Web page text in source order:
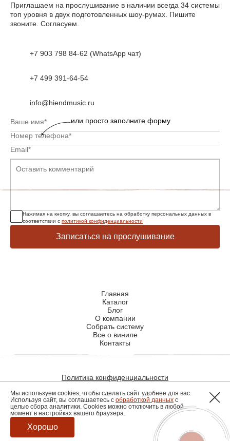
Приглашаем на прослушивание в наличии всегда 34 системы
топ уровня в двух подготовленных шоу-румах. Пишите
звоните. Согласуем.
+7 903 798 84-62 (WhatsApp чат)
+7 499 391-64-54
info@hiendmusic.ru
Нажимая на кнопку, вы соглашаетесь на обработку персональных данных в
соответствии с политикой конфиденциальности
Записаться на прослушивание
или просто заполните форму
Главная
Каталог
Блог
О компании
Собрать систему
Все о виниле
Контакты
Политика конфиденциальности
Политика использования файлов cookie
© 2026, hiendmusic.ru. все права защищены
Мы используем cookies, чтобы сделать сайт удобнее для вас.
Используя сайт, вы соглашаетесь с обработкой данных с
целью сбора аналитики. Cookies можно отключить в любой
момент в настройках вашего браузера.
Хорошо